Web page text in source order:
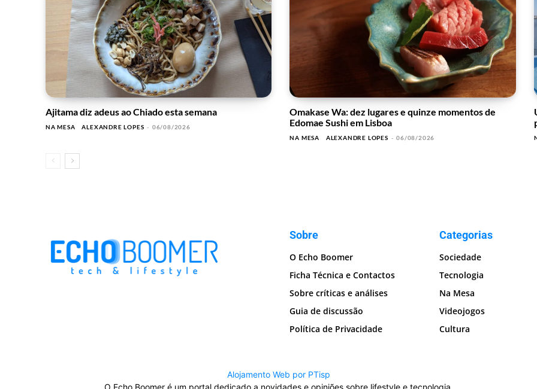
Ajitama diz adeus ao Chiado esta semana
NA MESA ALEXANDRE LOPES - 06/08/2026
Omakase Wa: dez lugares e quinze momentos de
Edomae Sushi em Lisboa
NA MESA ALEXANDRE LOPES - 06/08/2026
Sobre
O Echo Boomer
Ficha Técnica e Contactos
Sobre críticas e análises
Guia de discussão
Política de Privacidade
Categorias
Sociedade
Tecnologia
Na Mesa
Videojogos
Cultura
Alojamento Web por PTisp